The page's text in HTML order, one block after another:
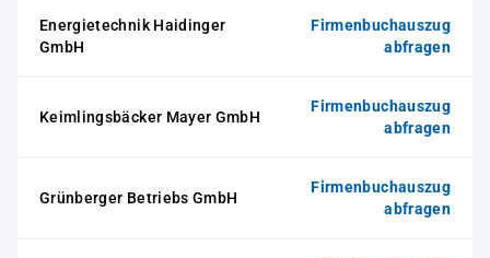
Energietechnik Haidinger
GmbH
Firmenbuchauszug
abfragen
Keimlingsbäcker Mayer GmbH
Firmenbuchauszug
abfragen
Grünberger Betriebs GmbH
Firmenbuchauszug
abfragen